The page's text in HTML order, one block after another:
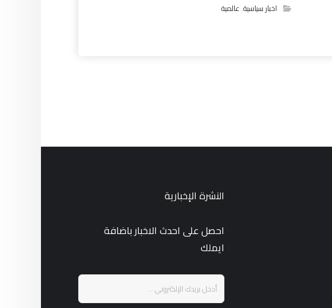
اخبار سياسية,عالمية
النشرة الإخبارية
احصل على احدث الاخبار باضافة
ايملك